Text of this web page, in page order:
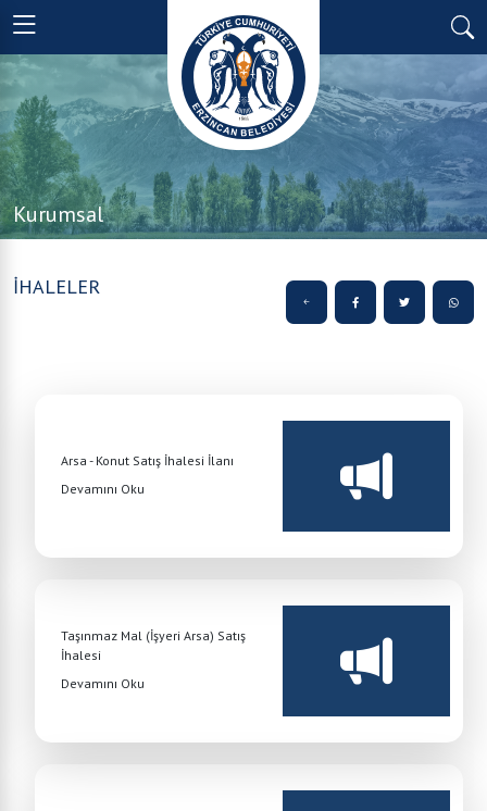
Kurumsal
İHALELER
Arsa - Konut Satış İhalesi İlanı
Devamını Oku
Taşınmaz Mal (İşyeri Arsa) Satış
İhalesi
Devamını Oku